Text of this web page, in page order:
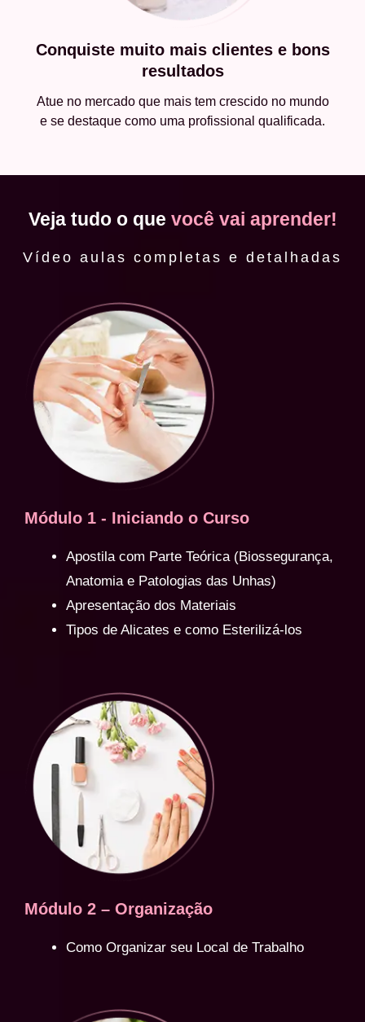
Conquiste muito mais clientes e bons
resultados
Atue no mercado que mais tem crescido no mundo
e se destaque como uma profissional qualificada.
Veja tudo o que você vai aprender!
Vídeo aulas completas e detalhadas
Módulo 1 - Iniciando o Curso
Apostila com Parte Teórica (Biossegurança,
Anatomia e Patologias das Unhas)
Apresentação dos Materiais
Tipos de Alicates e como Esterilizá-los
Módulo 2 – Organização
Como Organizar seu Local de Trabalho